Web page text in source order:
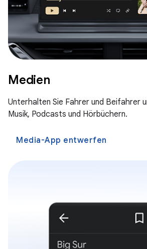
Medien
Unterhalten Sie Fahrer und Beifahrer
Musik, Podcasts und Hörbüchern.
Media-App entwerfen